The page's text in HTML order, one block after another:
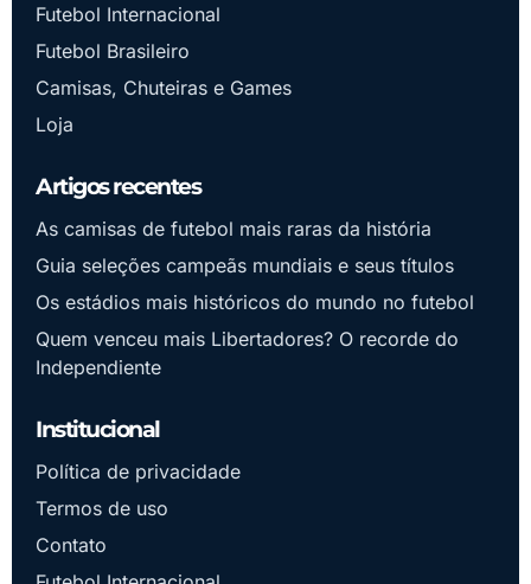
Futebol Internacional
Futebol Brasileiro
Camisas, Chuteiras e Games
Loja
Artigos recentes
As camisas de futebol mais raras da história
Guia seleções campeãs mundiais e seus títulos
Os estádios mais históricos do mundo no futebol
Quem venceu mais Libertadores? O recorde do
Independiente
Institucional
Política de privacidade
Termos de uso
Contato